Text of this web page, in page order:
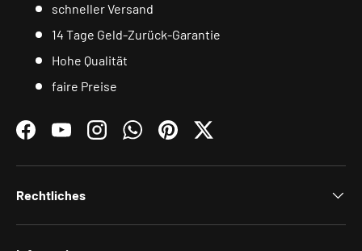
schneller Versand
14 Tage Geld-Zurück-Garantie
Hohe Qualität
faire Preise
FacebookYouTubeInstagramWhatsAppPinterestTwitter
Rechtliches